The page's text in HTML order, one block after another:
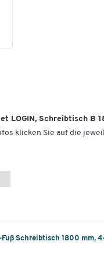
LOGIN, Schreibtisch B
klicken Sie auf die
Schreibtisch 1800 mm,